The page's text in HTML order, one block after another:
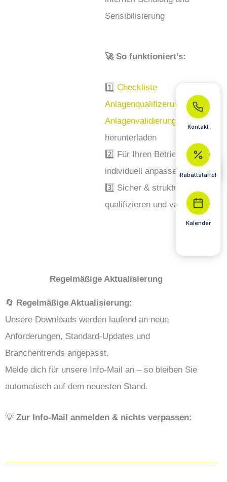
Sensibilisierung
🚀 So funktioniert’s:
1️⃣ Checkliste
Anlagenqualifizerung und
Anlagenvalidierung
herunterladen
2️⃣ Für Ihren Betrieb
individuell anpassen
3️⃣ Sicher & strukturiert
qualifizieren und validieren
Regelmäßige Aktualisierung
🔄 Regelmäßige Aktualisierung:
Unsere Downloads werden laufend an neue
Anforderungen, Standard-Updates und
Branchentrends angepasst.
Melde dich für unsere Info-Mail an – so bleiben Sie
automatisch auf dem neuesten Stand.
💡 Zur Info-Mail anmelden & nichts verpassen:
Kontakt
Rabattstaffel
Kalender